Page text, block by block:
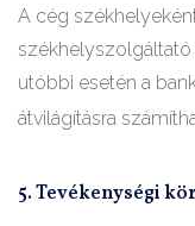
A cég
utóbbi esetén a
átvilágításra
5. Tevékenységi